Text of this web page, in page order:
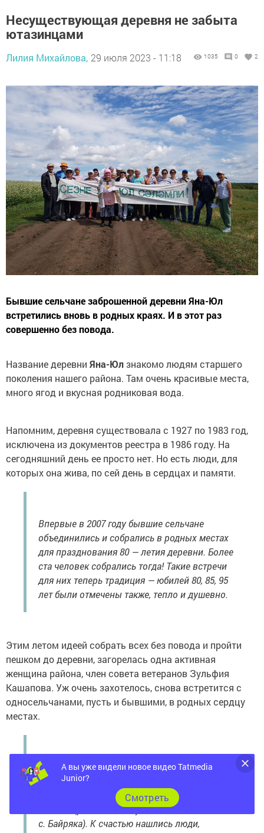
Несуществующая деревня не забыта
ютазинцами
Лилия Михайлова, 29 июля 2023 - 11:18 1035 0 2
Бывшие сельчане заброшенной деревни Яна-Юл
встретились вновь в родных краях. И в этот раз
совершенно без повода.
Название деревни Яна-Юлзнакомо людям старшего
поколения нашего района. Там очень красивые места,
много ягод и вкусная родниковая вода.
Напомним, деревня существовала с 1927 по 1983 год,
исключена из документов реестра в 1986 году. На
сегодняшний день ее просто нет. Но есть люди, для
которых она жива, по сей день в сердцах и памяти.
Впервые в 2007 году бывшие сельчане
объединились и собрались в родных местах
для празднования 80 — летия деревни. Более
ста человек собрались тогда! Такие встречи
для них теперь традиция — юбилей 80, 85, 95
лет были отмечены также, тепло и душевно.
Этим летом идеей собрать всех без повода и пройти
пешком до деревни, загорелась одна активная
женщина района, член совета ветеранов Зульфия
Кашапова. Уж очень захотелось, снова встретится с
односельчанами, пусть и бывшими, в родных сердцу
местах.
— У нас есть свой чат в вацапе, где я в
прошлом году предложила пройти тропой
детства от села Байряка до деревни Яна-Юл
пешком (раньше автобусы ходили только до
с. Байряка). К счастью нашлись люди,
А вы уже видели новое видео Tatmedia
Junior?
Cмотреть